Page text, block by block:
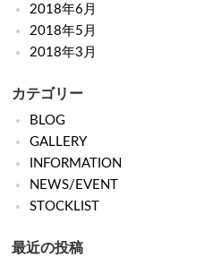
2018年6月
2018年5月
2018年3月
カテゴリー
BLOG
GALLERY
INFORMATION
NEWS/EVENT
STOCKLIST
最近の投稿